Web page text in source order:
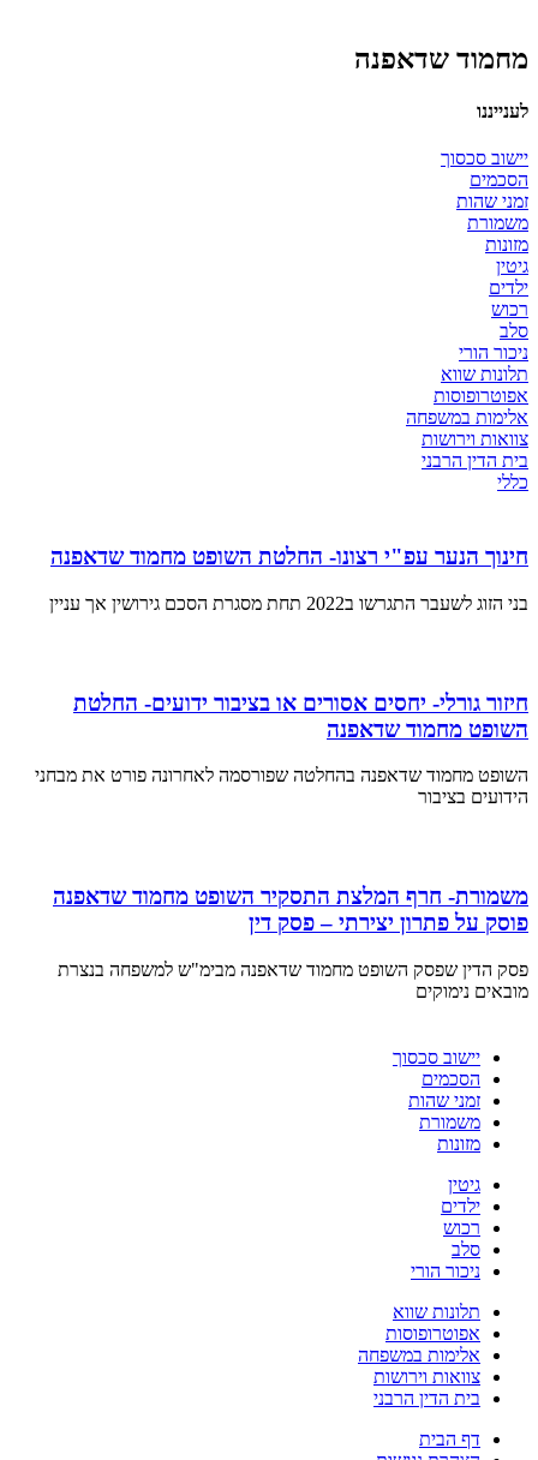
מחמוד שדאפנה
לענייננו
יישוב סכסוך
הסכמים
זמני שהות
משמורת
מזונות
גיטין
ילדים
רכוש
סלב
ניכור הורי
תלונות שווא
אפוטרופוסות
אלימות במשפחה
צוואות וירושות
בית הדין הרבני
כללי
חינוך הנער עפ"י רצונו- החלטת השופט מחמוד שדאפנה
בני הזוג לשעבר התגרשו ב2022 תחת מסגרת הסכם גירושין אך עניין
חיזור גורלי- יחסים אסורים או בציבור ידועים- החלטת
השופט מחמוד שדאפנה
השופט מחמוד שדאפנה בהחלטה שפורסמה לאחרונה פורט את מבחני
הידועים בציבור
משמורת- חרף המלצת התסקיר השופט מחמוד שדאפנה
פוסק על פתרון יצירתי – פסק דין
פסק הדין שפסק השופט מחמוד שדאפנה מבימ"ש למשפחה בנצרת
מובאים נימוקים
יישוב סכסוך
הסכמים
זמני שהות
משמורת
מזונות
גיטין
ילדים
רכוש
סלב
ניכור הורי
תלונות שווא
אפוטרופוסות
אלימות במשפחה
צוואות וירושות
בית הדין הרבני
דף הבית